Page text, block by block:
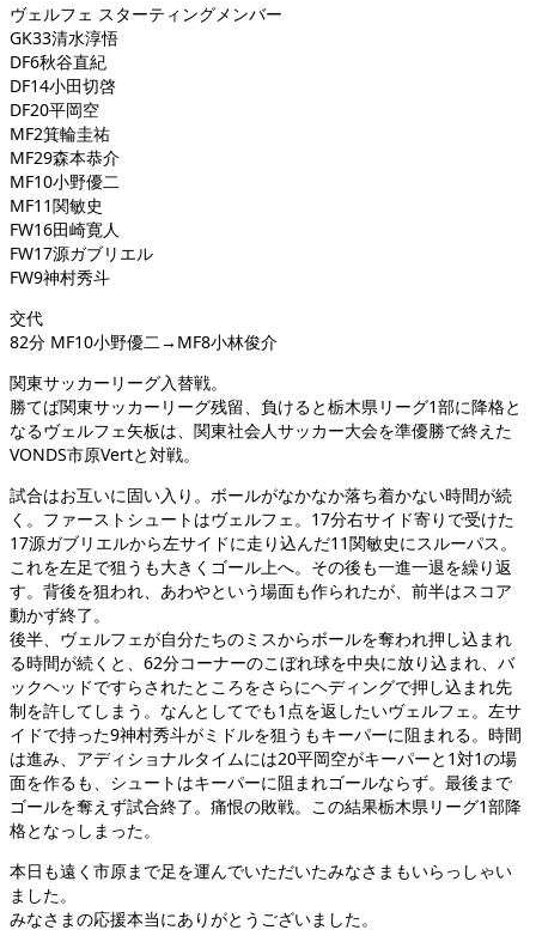
ヴェルフェ スターティングメンバー
GK33清水淳悟
DF6秋谷直紀
DF14小田切啓
DF20平岡空
MF2箕輪圭祐
MF29森本恭介
MF10小野優二
MF11関敏史
FW16田崎寛人
FW17源ガブリエル
FW9神村秀斗
交代
82分 MF10小野優二→MF8小林俊介
関東サッカーリーグ入替戦。
勝てば関東サッカーリーグ残留、負けると栃木県リーグ1部に降格と
なるヴェルフェ矢板は、関東社会人サッカー大会を準優勝で終えた
VONDS市原Vertと対戦。
試合はお互いに固い入り。ボールがなかなか落ち着かない時間が続
く。ファーストシュートはヴェルフェ。17分右サイド寄りで受けた
17源ガブリエルから左サイドに走り込んだ11関敏史にスルーパス。
これを左足で狙うも大きくゴール上へ。その後も一進一退を繰り返
す。背後を狙われ、あわやという場面も作られたが、前半はスコア
動かず終了。
後半、ヴェルフェが自分たちのミスからボールを奪われ押し込まれ
る時間が続くと、62分コーナーのこぼれ球を中央に放り込まれ、バ
ックヘッドですらされたところをさらにヘディングで押し込まれ先
制を許してしまう。なんとしてでも1点を返したいヴェルフェ。左サ
イドで持った9神村秀斗がミドルを狙うもキーパーに阻まれる。時間
は進み、アディショナルタイムには20平岡空がキーパーと1対1の場
面を作るも、シュートはキーパーに阻まれゴールならず。最後まで
ゴールを奪えず試合終了。痛恨の敗戦。この結果栃木県リーグ1部降
格となっしまった。
本日も遠く市原まで足を運んでいただいたみなさまもいらっしゃい
ました。
みなさまの応援本当にありがとうございました。